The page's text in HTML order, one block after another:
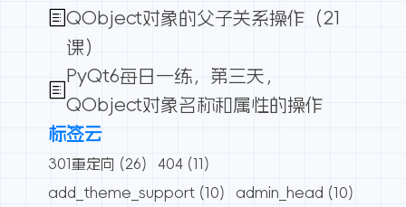
QObject对象的父子关系操作（21
课）
PyQt6每日一练，第三天，
QObject对象名称和属性的操作
标签云
301重定向 (26) 404 (11)
add_theme_support (10) admin_head (10)